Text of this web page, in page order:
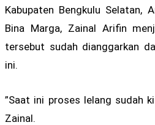
Kabupaten Bengkulu Selatan,
Bina Marga, Zainal Arifin
tersebut sudah dianggarkan
ini.
”Saat ini proses lelang sudah
Zainal.